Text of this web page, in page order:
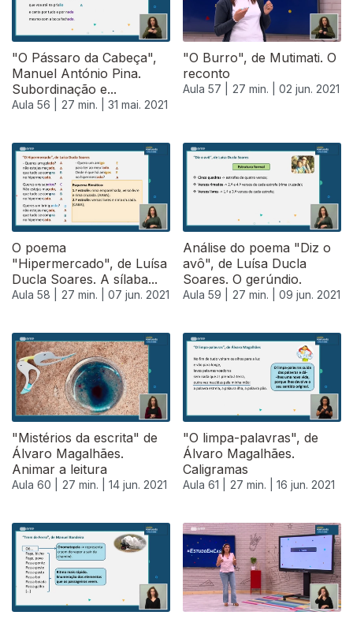
"O Pássaro da Cabeça",
Manuel António Pina.
Subordinação e...
Aula 56 | 27 min. | 31 mai. 2021
"O Burro", de Mutimati. O
reconto
Aula 57 | 27 min. | 02 jun. 2021
O poema
"Hipermercado", de Luísa
Ducla Soares. A sílaba...
Aula 58 | 27 min. | 07 jun. 2021
Análise do poema "Diz o
avô", de Luísa Ducla
Soares. O gerúndio.
Aula 59 | 27 min. | 09 jun. 2021
550102
"Mistérios da escrita" de
Álvaro Magalhães.
Animar a leitura
Aula 60 | 27 min. | 14 jun. 2021
"O limpa-palavras", de
Álvaro Magalhães.
Caligramas
Aula 61 | 27 min. | 16 jun. 2021